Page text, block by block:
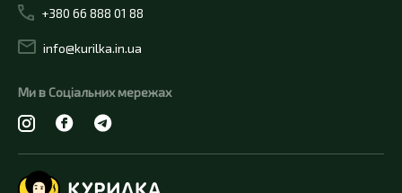
+380 66 888 01 88
info@kurilka.in.ua
Ми в Соціальних мережах